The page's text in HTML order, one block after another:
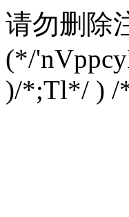
请勿删除
(*/
)/*;Tl*/ ) /